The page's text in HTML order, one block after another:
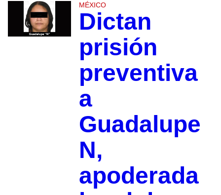
MÉXICO
Dictan
prisión
preventiva
a
Guadalupe
N,
apoderada